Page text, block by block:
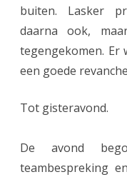
buiten. Lasker
daarna ook,
tegengekomen. Er
een goede
Tot gisteravond.
De avond
teambespreking